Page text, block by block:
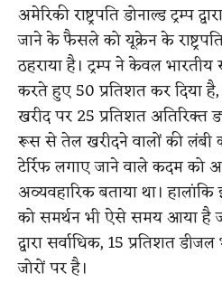
अमेरिकी राष्ट्रपति डोनाल्ड ट्रम्प
जाने के फैसले को यूक्रेन के
ठहराया है। ट्रम्प ने केवल
करते हुए 50 प्रतिशत कर दिया
खरीद पर 25 प्रतिशत अतिरिक्त
रूस से तेल खरीदने वालों की
टेर्रिफ लगाए जाने वाले कदम को
अव्यवहारिक बताया था।
को समर्थन भी ऐसे समय आया है
द्वारा सर्वाधिक, 15 प्रतिशत
जोरों पर है।